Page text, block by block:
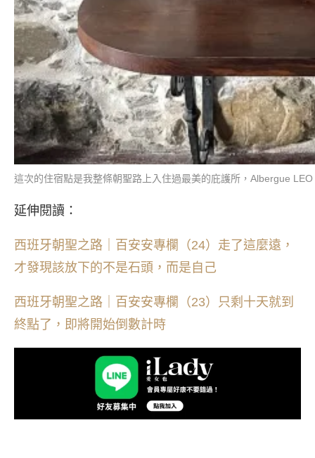
這次的住宿點是我整條朝聖路上入住過最美的庇護所，Albergue
延伸閱讀：
西班牙朝聖之路｜百安安專欄（24）走了這麼遠，
才發現該放下的不是石頭，而是自己
西班牙朝聖之路｜百安安專欄（23）只剩十天就到
終點了，即將開始倒數計時